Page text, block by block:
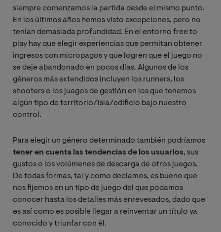
siempre comenzamos la partida desde el mismo punto.
En los últimos años hemos visto excepciones, pero no
tenían demasiada profundidad. En el entorno free to
play hay que elegir experiencias que permitan obtener
ingresos con micropagos y que logren que el juego no
se deje abandonado en pocos días. Algunos de los
géneros más extendidos incluyen los runners, los
shooters o los juegos de gestión en los que tenemos
algún tipo de territorio/isla/edificio bajo nuestro
control.
Para elegir un género determinado también podríamos
tener en cuenta las tendencias de los usuarios, sus
gustos o los volúmenes de descarga de otros juegos.
De todas formas, tal y como decíamos, es bueno que
nos fijemos en un tipo de juego del que podamos
conocer hasta los detalles más enrevesados, dado que
es así como es posible llegar a reinventar un título ya
conocido y triunfar con él.